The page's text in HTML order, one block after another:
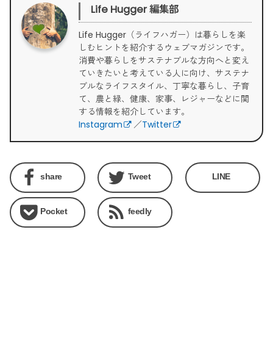
Life Hugger 編集部
Life Hugger（ライフハガー）は暮らしを楽
しむヒントを紹介するウェブマガジンです。
消費や暮らしをサステナブルな方向へと変え
ていきたいと考えている人に向け、サステナ
ブルなライフスタイル、丁寧な暮らし、子育
て、農と緑、健康、家事、レジャーなどに関
する情報を紹介しています。
Instagram
／Twitter
share Tweet LINE
Pocket feedly